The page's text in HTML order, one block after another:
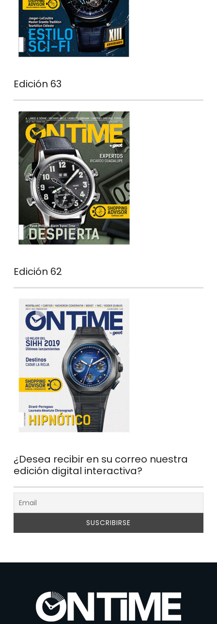
Edición 63
Edición 62
¿Desea recibir en su correo nuestra
edición digital interactiva?